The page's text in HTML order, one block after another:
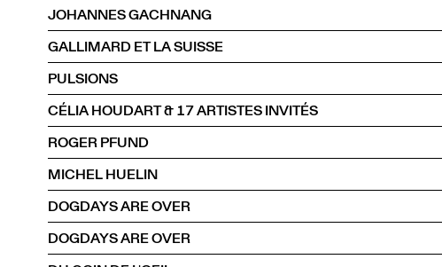
JOHANNES GACHNANG
GALLIMARD ET LA SUISSE
PULSIONS
CÉLIA HOUDART & 17 ARTISTES INVITÉS
ROGER PFUND
MICHEL HUELIN
DOGDAYS ARE OVER
DOGDAYS ARE OVER